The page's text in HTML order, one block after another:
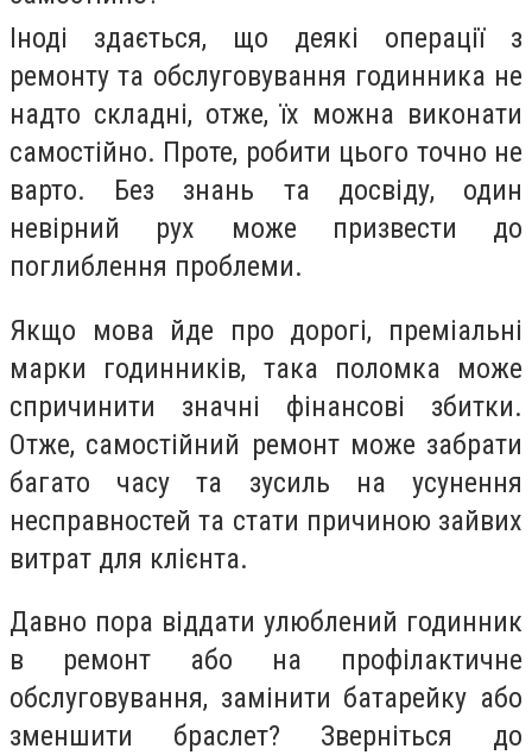
Іноді здається, що деякі операції з
ремонту та обслуговування годинника не
надто складні, отже, їх можна виконати
самостійно. Проте, робити цього точно не
варто. Без знань та досвіду, один
невірний рух може призвести до
поглиблення проблеми.
Якщо мова йде про дорогі, преміальні
марки годинників, така поломка може
спричинити значні фінансові збитки.
Отже, самостійний ремонт може забрати
багато часу та зусиль на усунення
несправностей та стати причиною зайвих
витрат для клієнта.
Давно пора віддати улюблений годинник
в ремонт або на профілактичне
обслуговування, замінити батарейку або
зменшити браслет? Зверніться до